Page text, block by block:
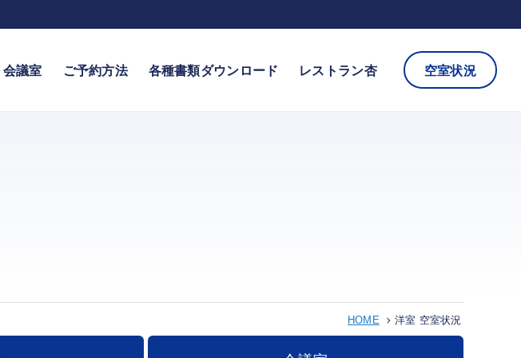
会議室 ご予約方法 各種書類ダウンロード レストラン杏 空室状況
HOME 洋室 空室状況